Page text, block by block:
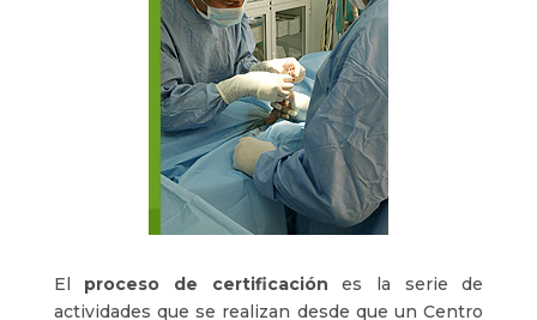
El proceso de certificación es la serie de
actividades que se realizan desde que un Centro